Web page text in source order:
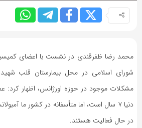
محمد رضا ظفرقندی در نشست با اعضای
شورای اسلامی در محل بیمارستان قلب شهید
مشکلات موجود در حوزه اورژانس، اظهار کرد:
در حال فعالیت هستند.